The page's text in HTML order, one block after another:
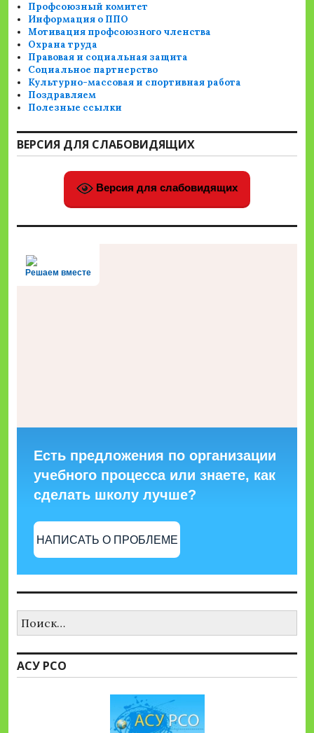
Профсоюзный комитет
Информация о ППО
Мотивация профсоюзного членства
Охрана труда
Правовая и социальная защита
Социальное партнерство
Культурно-массовая и спортивная работа
Поздравляем
Полезные ссылки
ВЕРСИЯ ДЛЯ СЛАБОВИДЯЩИХ
Версия для слабовидящих
Решаем вместе
Есть предложения по организации
учебного процесса или знаете, как
сделать школу лучше?
НАПИСАТЬ О ПРОБЛЕМЕ
АСУ РСО